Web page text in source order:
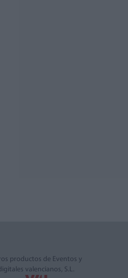
productos de Eventos y
valencianos, S.L.